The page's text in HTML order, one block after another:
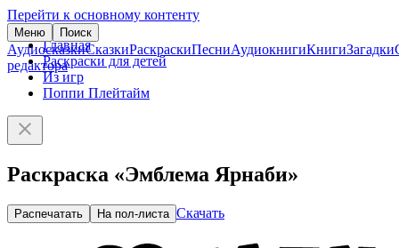
Перейти к основному контенту
Меню Поиск
АудиосказкиСказкиРаскраскиПесниАудиокнигиКнигиЗагадки
редактора
Главная
Раскраски для детей
Из игр
Поппи Плейтайм
Раскраска «Эмблема Ярнаби»
Распечатать На пол-листа Скачать